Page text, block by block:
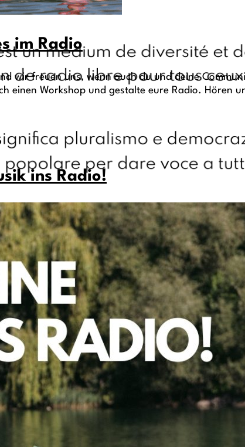
im Radio
wir freuen uns, wenn auch du und deine
einen Workshop und gestalte eure Radio. Hören
ins Radio!